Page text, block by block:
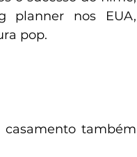
planner nos EUA,
pop.
também